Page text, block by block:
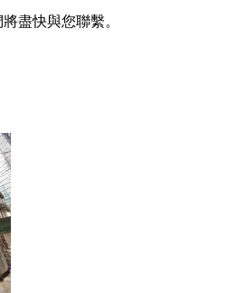
盡快與您聯繫。